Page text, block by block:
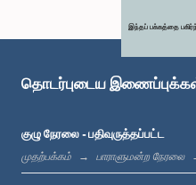
கௌரவ கபில
இந்தப் பக்கத்தை
தொடர்புடைய
குழு நேரலை - பதிவுருத்தப்பட்ட
முதற்பக்கம் பாராளுமன்ற நேரலை